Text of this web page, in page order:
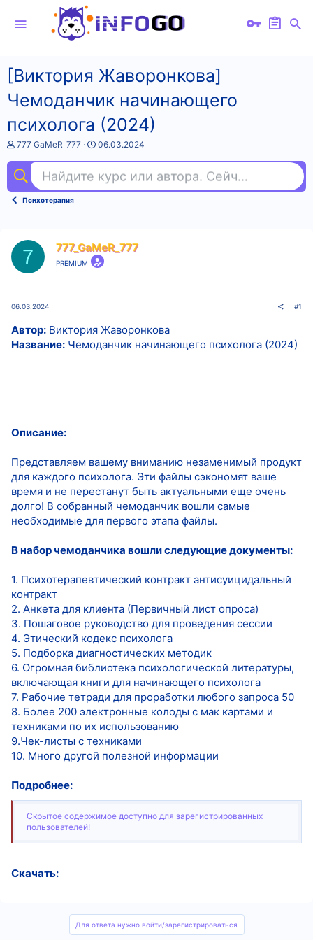
[Виктория Жаворонкова]
Чемоданчик начинающего
психолога (2024)
А
т
о
т
777_GaMeR_777
Д
а
н
а
06.03.2024
Найдите курс или автора. Сейчас ищут
Психотерапия
7 777_GaMeR_777
PREMIUM
06.03.2024 #1
Автор: Виктория Жаворонкова
Название: Чемоданчик начинающего психолога (2024)
Описание:
Представляем вашему вниманию незаменимый продукт
для каждого психолога. Эти файлы сэкономят ваше
время и не перестанут быть актуальными еще очень
долго! В собранный чемоданчик вошли самые
необходимые для первого этапа файлы.
В набор чемоданчика вошли следующие документы:
1. Психотерапевтический контракт антисуицидальный
контракт
2. Анкета для клиента (Первичный лист опроса)
3. Пошаговое руководство для проведения сессии
4. Этический кодекс психолога
5. Подборка диагностических методик
6. Огромная библиотека психологической литературы,
включающая книги для начинающего психолога
7. Рабочие тетради для проработки любого запроса 50
8. Более 200 электронные колоды с мак картами и
техниками по их использованию
9.Чек-листы с техниками
10. Много другой полезной информации
Подробнее:
Скрытое содержимое доступно для зарегистрированных
пользователей!
Скачать:
Для ответа нужно войти/зарегистрироваться